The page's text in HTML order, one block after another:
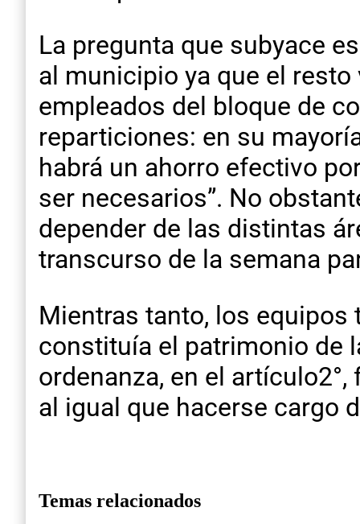
La pregunta que subyace
al municipio ya que el
empleados del bloque de
reparticiones: en su
habrá un ahorro efectivo
ser necesarios”. No
depender de las distintas
transcurso de la semana
Mientras tanto, los
constituía el patrimonio de
ordenanza, en el
al igual que hacerse cargo
Temas relacionados